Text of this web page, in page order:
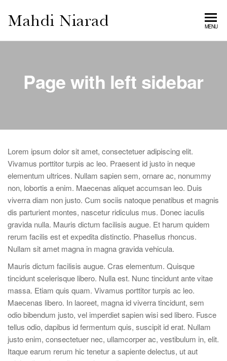
NIARAD
MENU
Page with left sidebar
Lorem ipsum dolor sit amet, consectetuer adipiscing elit.
Vivamus porttitor turpis ac leo. Praesent id justo in neque
elementum ultrices. Nullam sapien sem, ornare ac, nonummy
non, lobortis a enim. Maecenas aliquet accumsan leo. Duis
viverra diam non justo. Cum sociis natoque penatibus et magnis
dis parturient montes, nascetur ridiculus mus. Donec iaculis
gravida nulla. Mauris dictum facilisis augue. Et harum quidem
rerum facilis est et expedita distinctio. Phasellus rhoncus.
Nullam sit amet magna in magna gravida vehicula.
Mauris dictum facilisis augue. Cras elementum. Quisque
tincidunt scelerisque libero. Nulla est. Nunc tincidunt ante vitae
massa. Etiam quis quam. Vivamus porttitor turpis ac leo.
Maecenas libero. In laoreet, magna id viverra tincidunt, sem
odio bibendum justo, vel imperdiet sapien wisi sed libero. Fusce
tellus odio, dapibus id fermentum quis, suscipit id erat. Nullam
justo enim, consectetuer nec, ullamcorper ac, vestibulum in, elit.
Itaque earum rerum hic tenetur a sapiente delectus, ut aut